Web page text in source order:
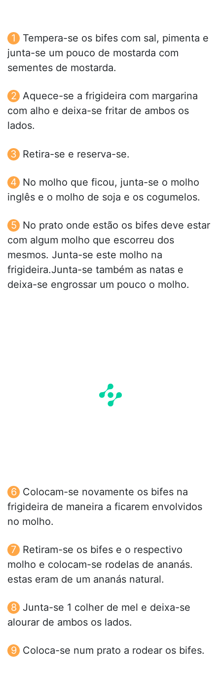
Tempera-se os bifes com sal, pimenta e
junta-se um pouco de mostarda com
sementes de mostarda.
Aquece-se a frigideira com margarina
com alho e deixa-se fritar de ambos os
lados.
Retira-se e reserva-se.
No molho que ficou, junta-se o molho
inglês e o molho de soja e os cogumelos.
No prato onde estão os bifes deve estar
com algum molho que escorreu dos
mesmos. Junta-se este molho na
frigideira.Junta-se também as natas e
deixa-se engrossar um pouco o molho.
Colocam-se novamente os bifes na
frigideira de maneira a ficarem envolvidos
no molho.
Retiram-se os bifes e o respectivo
molho e colocam-se rodelas de ananás.
estas eram de um ananás natural.
Junta-se 1 colher de mel e deixa-se
alourar de ambos os lados.
Coloca-se num prato a rodear os bifes.